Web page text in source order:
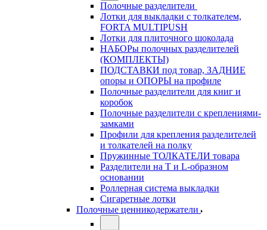
Полочные разделители
Лотки для выкладки с толкателем,
FORTA MULTIPUSH
Лотки для плиточного шоколада
НАБОРы полочных разделителей
(КОМПЛЕКТЫ)
ПОДСТАВКИ под товар, ЗАДНИЕ
опоры и ОПОРЫ на профиле
Полочные разделители для книг и
коробок
Полочные разделители с креплениями-
замками
Профили для крепления разделителей
и толкателей на полку
Пружинные ТОЛКАТЕЛИ товара
Разделители на Т и L-образном
основании
Роллерная система выкладки
Сигаретные лотки
Полочные ценникодержатели